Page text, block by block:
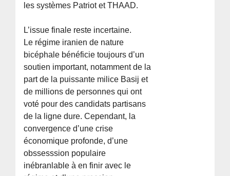
les systèmes Patriot et THAAD.
L’issue finale reste incertaine.
Le régime iranien de nature
bicéphale bénéficie toujours d’un
soutien important, notamment de la
part de la puissante milice Basij et
de millions de personnes qui ont
voté pour des candidats partisans
de la ligne dure. Cependant, la
convergence d’une crise
économique profonde, d’une
obssesssion populaire
inébranlable à en finir avec le